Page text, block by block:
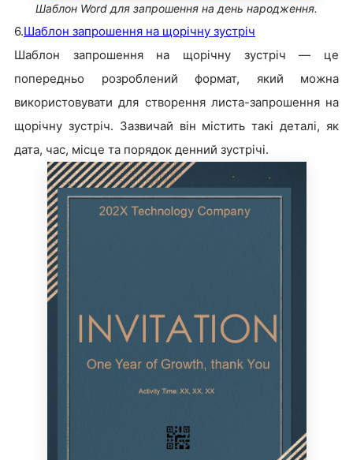
Шаблон Word для запрошення на день народження.
6.Шаблон запрошення на щорічну зустріч
Шаблон запрошення на щорічну зустріч — це
попередньо розроблений формат, який можна
використовувати для створення листа-запрошення на
щорічну зустріч. Зазвичай він містить такі деталі, як
дата, час, місце та порядок денний зустрічі.